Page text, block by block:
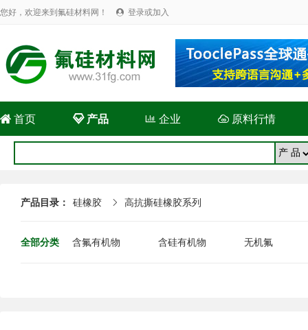
您好，欢迎来到氟硅材料网！  登录或加入
 首页 产品  企业 原料行情
产品目录： 硅橡胶  高抗撕硅橡胶系列
全部分类 含氟有机物 含硅有机物 无机氟